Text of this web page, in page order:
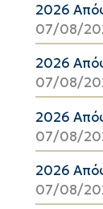
2026
07/08/
2026
07/08/
2026
07/08/
2026
07/08/